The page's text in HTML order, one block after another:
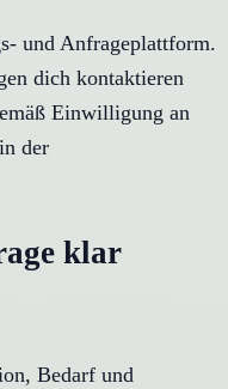
und Anfrageplattform.
dich kontaktieren
Einwilligung an
der
klar
Bedarf und